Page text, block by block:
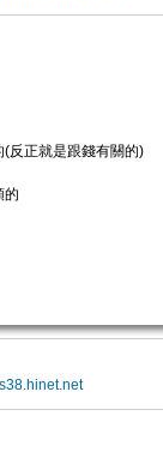
反正就是跟錢有關的)
的